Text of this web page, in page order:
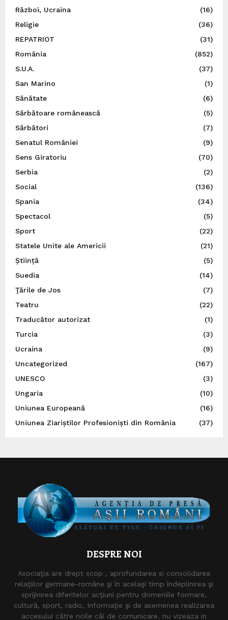
Război, Ucraina
(16)
Religie
(36)
REPATRIOT
(31)
România
(852)
S.U.A.
(37)
San Marino
(1)
Sănătate
(6)
Sărbătoare românească
(5)
Sărbători
(7)
Senatul României
(9)
Sens Giratoriu
(70)
Serbia
(2)
Social
(136)
Spania
(34)
Spectacol
(5)
Sport
(22)
Statele Unite ale Americii
(21)
Știință
(5)
Suedia
(14)
Ţările de Jos
(7)
Teatru
(22)
Traducător autorizat
(1)
Turcia
(3)
Ucraina
(9)
Uncategorized
(167)
UNESCO
(3)
Ungaria
(10)
Uniunea Europeană
(16)
Uniunea Ziariștilor Profesioniști din România
(37)
DESPRE NOI
Asociaţia are drept scop , aprofundarea si consolidarea
relaţiilor germane-române şi în acelaşi timp îndeplinirea şi
sprijinirea diferitelor acţiuni pentru domeniile formare,
cultură, sport, radio, Informaţie şi de asemenea realizarea
accesului către noile căi de comunicare. nu vizeaza in